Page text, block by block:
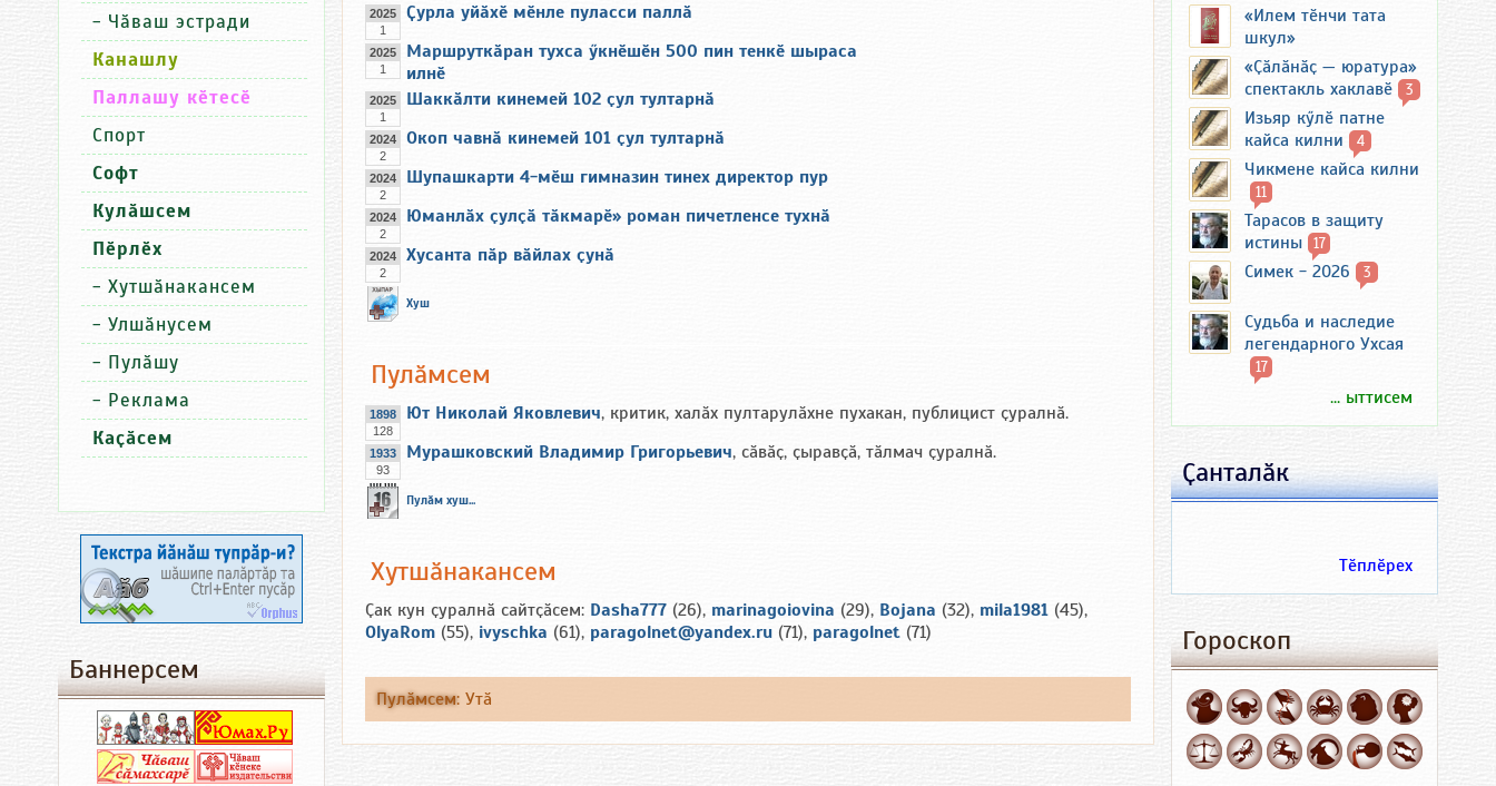
2025
1
Ҫурла уйӑхӗ мӗнле пуласси паллӑ
2025
1
Маршруткӑран тухса ӳкнӗшӗн 500 пин тенкӗ шыраса
илнӗ
2025
1
Шаккӑлти кинемей 102 ҫул тултарнӑ
2024
2
Окоп чавнӑ кинемей 101 ҫул тултарнӑ
2024
2
Шупашкарти 4-мӗш гимназин тинех директор пур
2024
2
Юманлӑх ҫулҫӑ тӑкмарӗ» роман пичетленсе тухнӑ
2024
2
Хусанта пӑр вӑйлах ҫунӑ
Хуш
Пулӑмсем
1898
128
Ют Николай Яковлевич, критик, халӑх пултарулӑхне пухакан, публицист ҫуралнӑ.
1933
93
Мурашковский Владимир Григорьевич, сӑвӑҫ, ҫыравҫӑ, тӑлмач ҫуралнӑ.
Пулӑм хуш...
Хутшӑнакансем
Ҫак кун ҫуралнӑ сайтҫӑсем: Dasha777 (26), marinagoiovina (29), Bojana (32), mila1981 (45),
OlyaRom (55), ivyschka (61), paragolnet@yandex.ru (71), paragolnet (71)
Пулӑмсем: Утӑ
- Чӑваш эстради
Канашлу
Паллашу кӗтесӗ
Спорт
Софт
Кулӑшсем
Пӗрлӗх
- Хутшӑнакансем
- Улшӑнусем
- Пулӑшу
- Реклама
Каҫӑсем
Баннерсем
«Илем тӗнчи тата
шкул»
«Ҫӑлӑнӑҫ — юратура»
спектакль хаклавӗ
3
Изьяр кӳлӗ патне
кайса килни
4
Чикмене кайса килни
11
Тарасов в защиту
истины 17
Симек - 2026 3
Судьба и наследие
легендарного Ухсая
17
... ыттисем
Ҫанталӑк
Тӗплӗрех
Гороскоп